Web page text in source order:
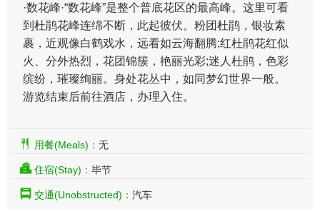
·数花峰·“数花峰”是整个普底花区的最高峰。这里可看
到杜鹃花峰连绵不断，此起彼伏。粉团杜鹃，银妆素
裹，近观像白鹤戏水，远看如云海翻腾;红杜鹃花红似
火、分外热烈，花团锦簇，艳丽光彩;迷人杜鹃，色彩
缤纷，璀璨绚丽。身处花丛中，如同梦幻世界一般。
游览结束后前往酒店，办理入住。
用餐(Meals)： 无
住宿(Stay)： 毕节
交通(Unobstructed)： 汽车